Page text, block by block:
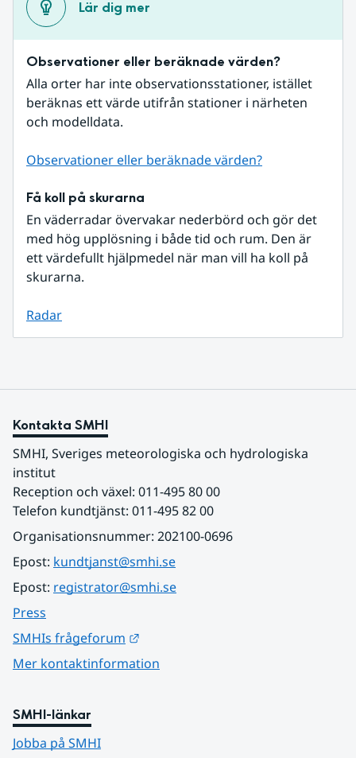
Lär dig mer
Observationer eller beräknade värden?
Alla orter har inte observationsstationer, istället
beräknas ett värde utifrån stationer i närheten
och modelldata.
Observationer eller beräknade värden?
Få koll på skurarna
En väderradar övervakar nederbörd och gör det
med hög upplösning i både tid och rum. Den är
ett värdefullt hjälpmedel när man vill ha koll på
skurarna.
Radar
Kontakta SMHI
SMHI, Sveriges meteorologiska och hydrologiska
institut
Reception och växel: 011-495 80 00
Telefon kundtjänst: 011-495 82 00
Organisationsnummer: 202100-0696
Epost: kundtjanst@smhi.se
Epost: registrator@smhi.se
Press
SMHIs frågeforum
Mer kontaktinformation
SMHI-länkar
Jobba på SMHI